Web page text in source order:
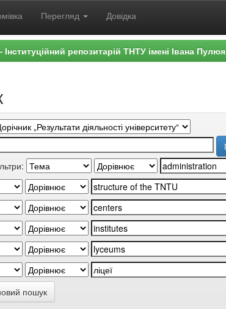
Перегляд Довідка
репозитарій ТНТУ імені Івана Пулюя
пошук